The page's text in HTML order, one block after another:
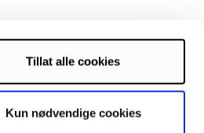
Tillat alle cookies
Kun nødvendige cookies